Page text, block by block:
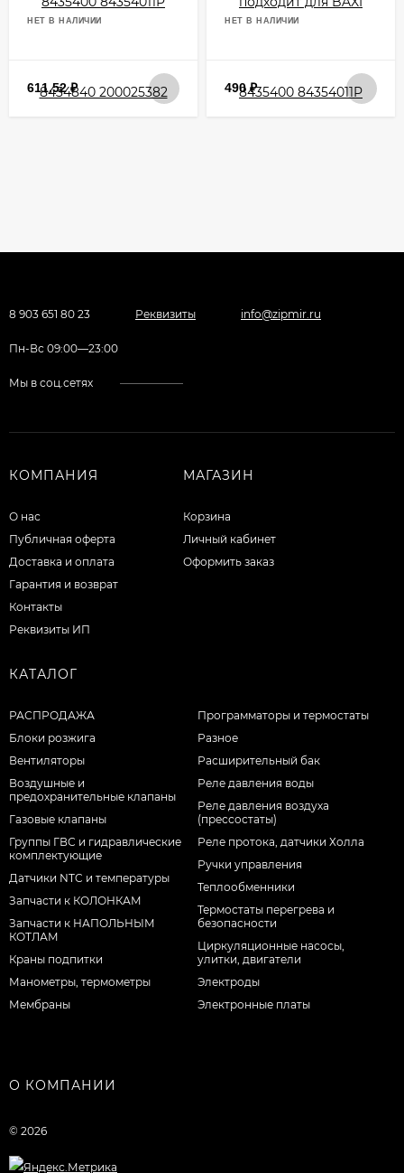
НЕТ В НАЛИЧИИ
611,52₽
НЕТ В НАЛИЧИИ
490₽
8 903 651 80 23 Реквизиты info@zipmir.ru
Пн-Вс 09:00—23:00
Мы в соц.сетях
КОМПАНИЯ
О нас
Публичная оферта
Доставка и оплата
Гарантия и возврат
Контакты
Реквизиты ИП
МАГАЗИН
Корзина
Личный кабинет
Оформить заказ
КАТАЛОГ
РАСПРОДАЖА
Блоки розжига
Вентиляторы
Воздушные и
предохранительные клапаны
Газовые клапаны
Группы ГВС и гидравлические
комплектующие
Датчики NTC и температуры
Запчасти к КОЛОНКАМ
Запчасти к НАПОЛЬНЫМ
КОТЛАМ
Краны подпитки
Манометры, термометры
Мембраны
Программаторы и термостаты
Разное
Расширительный бак
Реле давления воды
Реле давления воздуха
(прессостаты)
Реле протока, датчики Холла
Ручки управления
Теплообменники
Термостаты перегрева и
безопасности
Циркуляционные насосы,
улитки, двигатели
Электроды
Электронные платы
О КОМПАНИИ
© 2026